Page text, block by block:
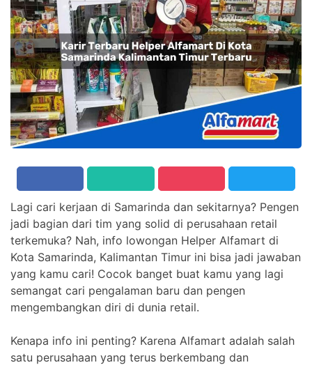
Lagi cari kerjaan di Samarinda dan sekitarnya? Pengen
jadi bagian dari tim yang solid di perusahaan retail
terkemuka? Nah, info lowongan Helper Alfamart di
Kota Samarinda, Kalimantan Timur ini bisa jadi jawaban
yang kamu cari! Cocok banget buat kamu yang lagi
semangat cari pengalaman baru dan pengen
mengembangkan diri di dunia retail.
Kenapa info ini penting? Karena Alfamart adalah salah
satu perusahaan yang terus berkembang dan